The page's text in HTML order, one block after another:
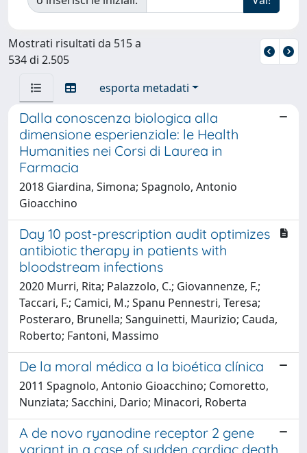
Mostrati risultati da 515 a
534 di 2.505
esporta metadati
Dalla conoscenza biologica alla
dimensione esperienziale: le Health
Humanities nei Corsi di Laurea in
Farmacia
2018 Giardina, Simona; Spagnolo, Antonio
Gioacchino
Day 10 post-prescription audit optimizes
antibiotic therapy in patients with
bloodstream infections
2020 Murri, Rita; Palazzolo, C.; Giovannenze, F.;
Taccari, F.; Camici, M.; Spanu Pennestri, Teresa;
Posteraro, Brunella; Sanguinetti, Maurizio; Cauda,
Roberto; Fantoni, Massimo
De la moral médica a la bioética clínica
2011 Spagnolo, Antonio Gioacchino; Comoretto,
Nunziata; Sacchini, Dario; Minacori, Roberta
A de novo ryanodine receptor 2 gene
variant in a case of sudden cardiac death